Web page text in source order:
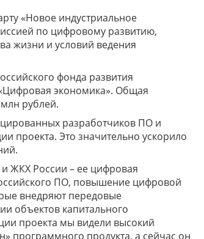
«Новое индустриальное
по цифровому развитию,
жизни и условий ведения
фонда развития
экономика». Общая
рублей.
разработчиков ПО и
проекта. Это значительно ускорило
и ЖКХ России – ее цифровая
ПО, повышение цифровой
внедряют передовые
объектов капитального
проекта мы видели высокий
программного продукта, а сейчас он